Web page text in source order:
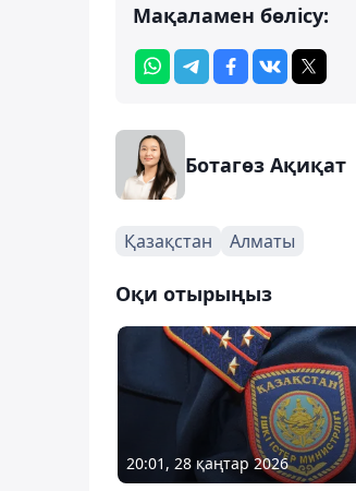
Мақаламен бөлісу:
Ботагөз Ақиқат
Қазақстан Алматы
Оқи отырыңыз
20:01, 28 қаңтар 2026